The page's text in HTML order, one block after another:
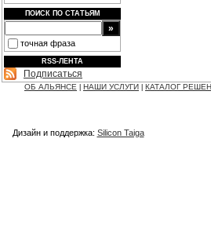
ПОИСК ПО СТАТЬЯМ
точная фраза
RSS-ЛЕНТА
Подписаться
ОБ АЛЬЯНСЕ НАШИ УСЛУГИ КАТАЛОГ
Дизайн и поддержка: Silicon Taiga